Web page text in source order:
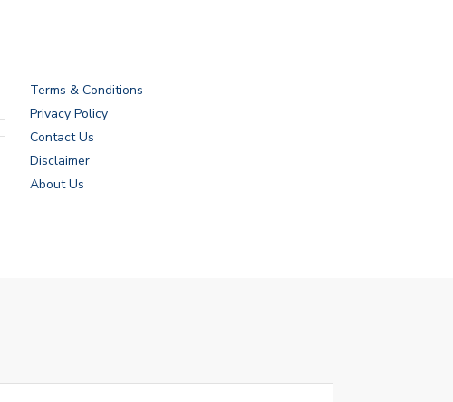
Terms & Conditions
Privacy Policy
Contact Us
Disclaimer
About Us